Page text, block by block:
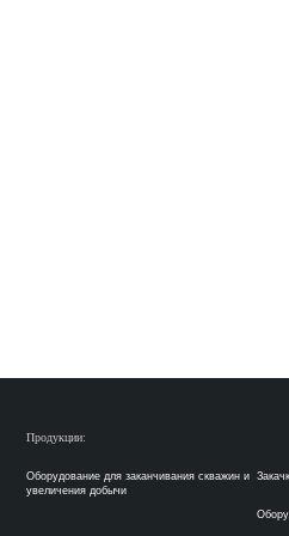
Продукции:
Оборудование для заканчивания скважин и
увеличения добычи